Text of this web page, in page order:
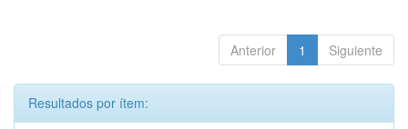
Anterior 1 Siguiente
Resultados por ítem: